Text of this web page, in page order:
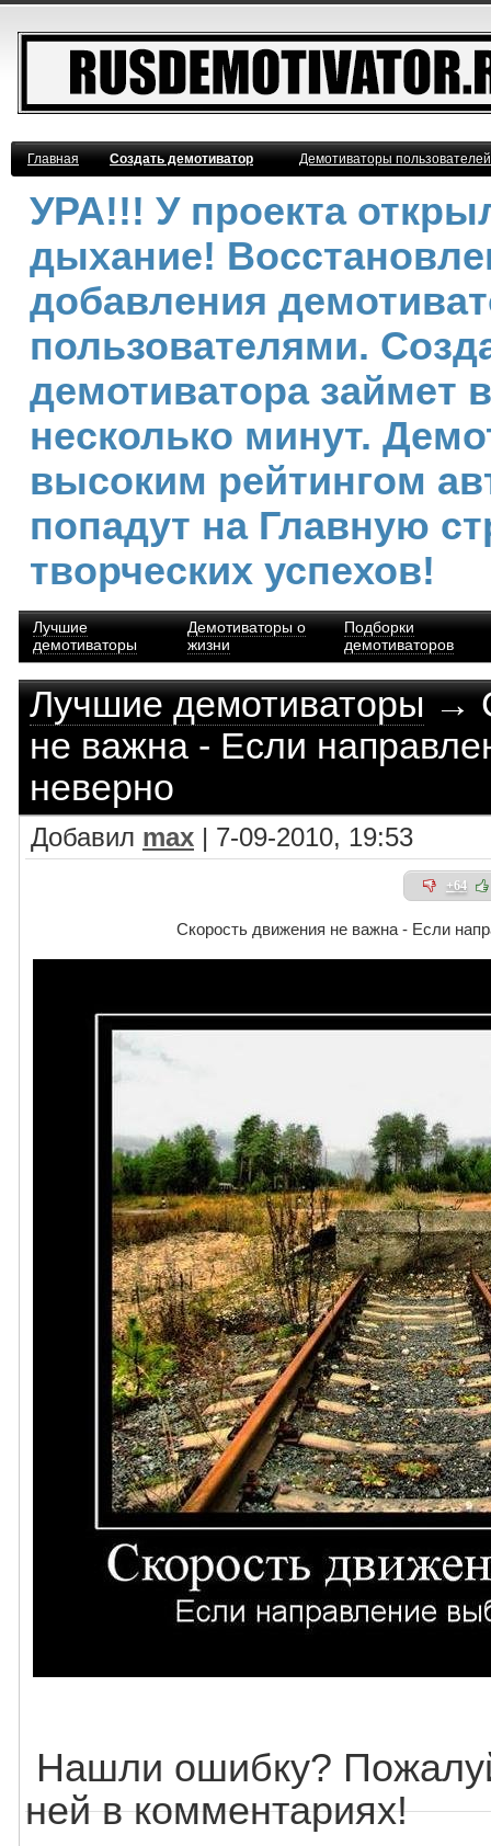
Главная Создать демотиватор Демотиваторы
УРА!!! У проекта
дыхание!
добавления
пользователями.
демотиватора займет
несколько минут.
высоким рейтингом
попадут на Главную
творческих успехов!
Лучшие
демотиваторы
Демотиваторы о
жизни
Подборки
демотиваторов
Лучшие демотиваторы→
не важна - Если
неверно
Добавил max | 7-09-2010, 19:53
+64
Скорость движения не важна - Если
Нашли ошибку?
ней в комментариях!